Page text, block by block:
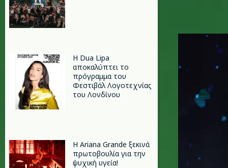
Η Dua Lipa
αποκαλύπτει το
πρόγραμμα του
Φεστιβάλ Λογοτεχνίας
του Λονδίνου
Η Ariana Grande ξεκινά
πρωτοβουλία για την
ψυχική υγεία!